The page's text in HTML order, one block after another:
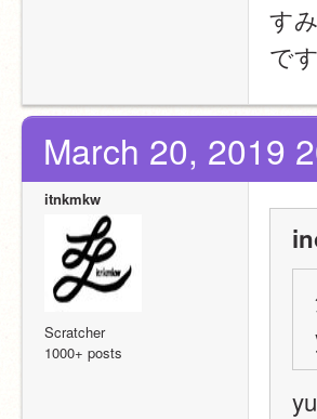
す
です
March 20, 2019
itnkmkw
Scratcher
1000+ posts